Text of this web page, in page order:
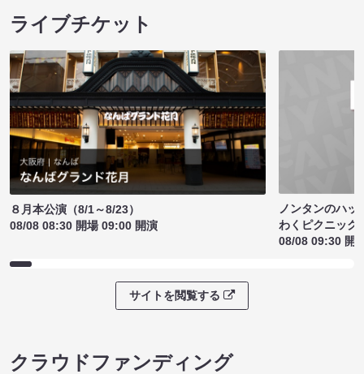
ライブチケット
８月本公演（8/1～8/23）
08/08 08:30 開場 09:00 開演
ノンタンのハッ
わくピクニック
08/08 09:30 開
サイトを閲覧する
クラウドファンディング